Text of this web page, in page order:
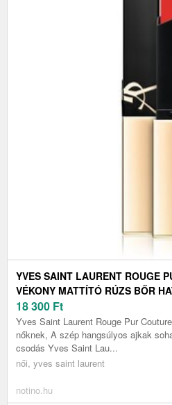
YVES SAINT LAURENT ROUGE
VÉKONY MATTÍTÓ RÚZS BŐR
G
18 300 Ft
Yves Saint Laurent Rouge Pur
nőknek, A szép hangsúlyos ajkak
csodás Yves Saint Lau...
női, yves saint laurent
notino.hu